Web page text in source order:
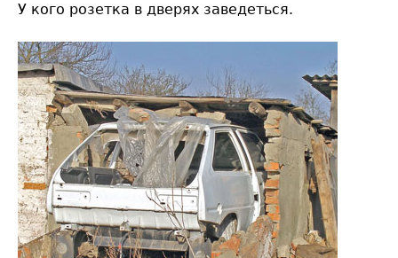
У кого розетка в дверях заведеться.